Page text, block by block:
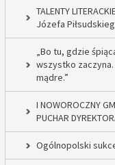
TALENTY
Józefa
„Bo tu, gdzie
wszystko
mądre.”
I NOWOROCZNY
PUCHAR
Ogólnopolski